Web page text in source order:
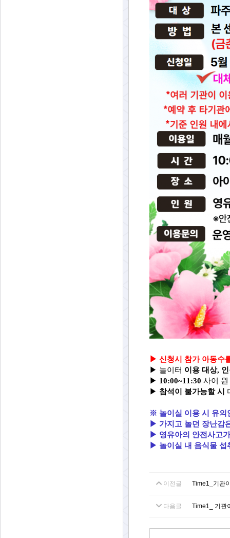
▶ 신청시 참가 아동수
▶ 놀이터 이용 대상,
▶ 10:00~11:30 사이
▶ 참석이 불가능할 시
※ 놀이실 이용 시 유의
▶ 가지고 놀던 장난감
▶ 영유아의 안전사고
▶ 놀이실 내 음식물 섭
이전글 Time1_기관
다음글 Time1_ 기관